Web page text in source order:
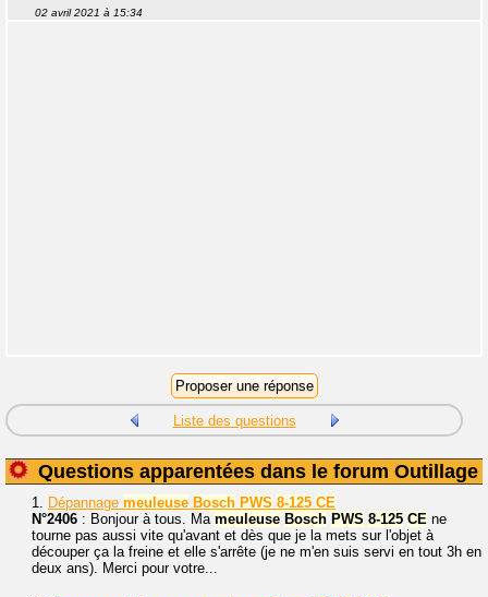
02 avril 2021 à 15:34
Liste des questions
Questions apparentées dans le forum Outillage
1. Dépannage meuleuse Bosch PWS 8-125 CE
N°2406 : Bonjour à tous. Ma meuleuse Bosch PWS 8-125 CE ne
tourne pas aussi vite qu'avant et dès que je la mets sur l'objet à
découper ça la freine et elle s'arrête (je ne m'en suis servi en tout 3h en
deux ans). Merci pour votre...